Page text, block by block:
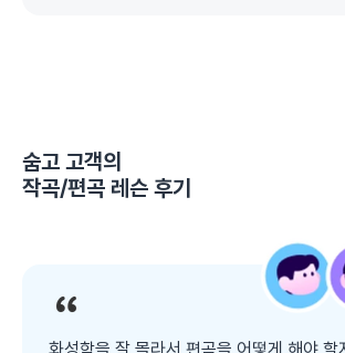
숨고 고객의
작곡/편곡 레슨 후기